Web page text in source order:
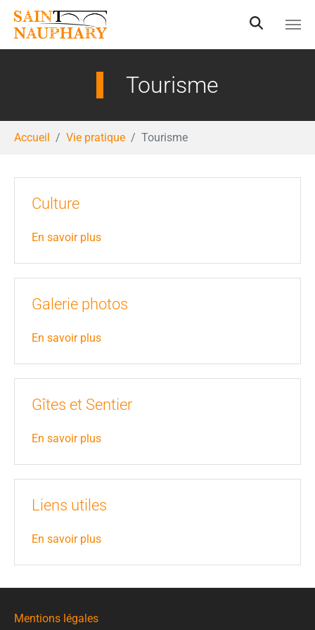
Tourisme
Accueil Vie pratique Tourisme
Culture
En savoir plus
Galerie photos
En savoir plus
Gîtes et Sentier
En savoir plus
Liens utiles
En savoir plus
Mentions légales